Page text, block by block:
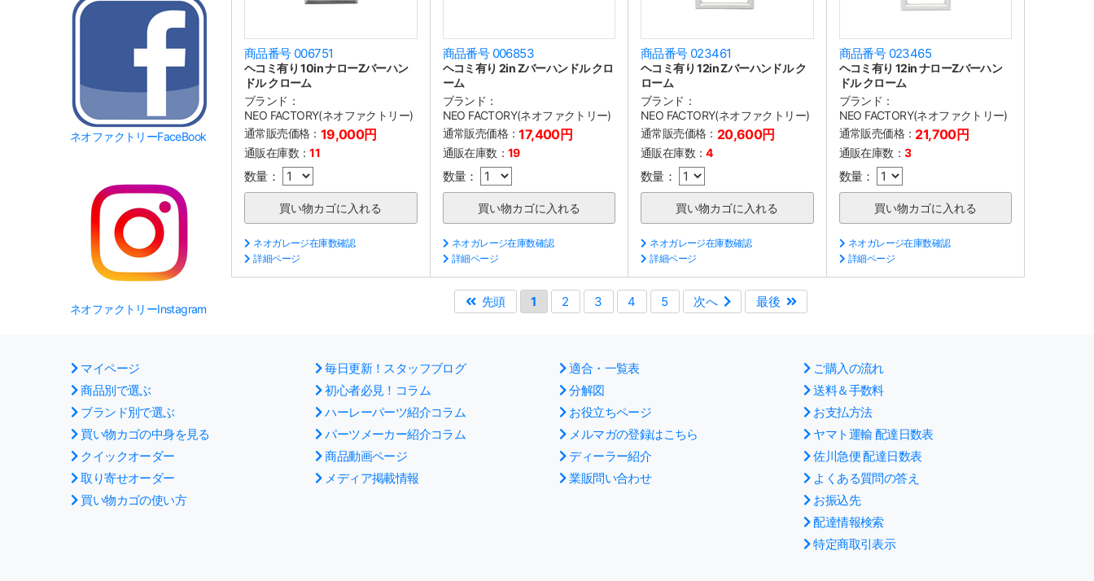
ネオファクトリーFaceBook
ネオファクトリーInstagram
商品番号 006751
ヘコミ有り 10in ナローZバーハン
ドル クローム
ブランド：
NEO FACTORY(ネオファクトリー)
通常販売価格： 19,000円
通販在庫数：11
数量：
ネオガレージ在庫数確認
詳細ページ
商品番号 006853
ヘコミ有り 2in Zバーハンドル クロ
ーム
ブランド：
NEO FACTORY(ネオファクトリー)
通常販売価格：17,400円
通販在庫数： 19
数量：
ネオガレージ在庫数確認
詳細ページ
商品番号 023461
ヘコミ有り 12in Zバーハンドル ク
ローム
ブランド：
NEO FACTORY(ネオファクトリー)
通常販売価格： 20,600円
通販在庫数：4
数量：
ネオガレージ在庫数確認
詳細ページ
商品番号 023465
ヘコミ有り 12in ナローZバーハン
ドル クローム
ブランド：
NEO FACTORY(ネオファクトリー)
通常販売価格： 21,700円
通販在庫数： 3
数量：
ネオガレージ在庫数確認
詳細ページ
先頭 1 2 3 4 5 次へ 最後
マイページ
商品別で選ぶ
ブランド別で選ぶ
買い物カゴの中身を見る
クイックオーダー
取り寄せオーダー
買い物カゴの使い方
毎日更新！スタッフブログ
初心者必見！コラム
ハーレーパーツ紹介コラム
パーツメーカー紹介コラム
商品動画ページ
メディア掲載情報
適合・一覧表
分解図
お役立ちページ
メルマガの登録はこちら
ディーラー紹介
業販問い合わせ
ご購入の流れ
送料＆手数料
お支払方法
ヤマト運輸 配達日数表
佐川急便 配達日数表
よくある質問の答え
お振込先
配達情報検索
特定商取引表示